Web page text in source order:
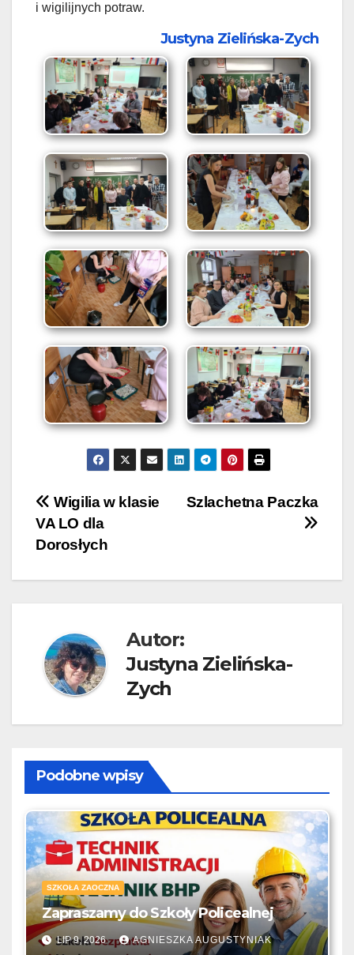
i wigilijnych potraw.
Justyna Zielińska-Zych
Nawigacja
wpisu
Szlachetna Paczka
Wigilia w klasie
VA LO dla
Dorosłych
Autor:
Justyna Zielińska-
Zych
Podobne wpisy
SZKOŁA ZAOCZNA
Zapraszamy do Szkoły Policealnej
LIP 9, 2026 AGNIESZKA AUGUSTYNIAK